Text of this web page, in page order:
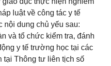
luật về công tác y tế
nội dung chủ yếu sau:
và tổ chức kiểm tra, đánh
y tế trường học tại các
tại Thông tư liên tịch số